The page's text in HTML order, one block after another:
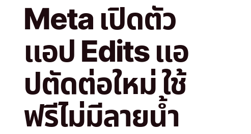
Meta เปิดตัว
แอป Edits แอ
ปตัดต่อใหม่ ใช้
ฟรีไม่มีลายน้ำ